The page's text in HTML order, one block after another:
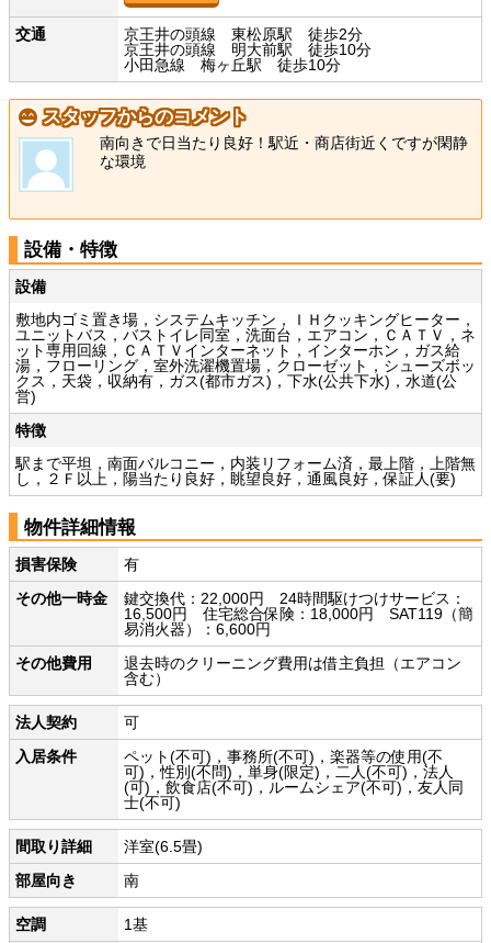
交通
京王井の頭線 東松原駅 徒歩2分
京王井の頭線 明大前駅 徒歩10分
小田急線 梅ヶ丘駅 徒歩10分
スタッフからのコメント
南向きで日当たり良好！駅近・商店街近くですが閑静
な環境
設備・特徴
設備
敷地内ゴミ置き場，システムキッチン，ＩＨクッキングヒーター，
ユニットバス，バストイレ同室，洗面台，エアコン，ＣＡＴＶ，ネ
ット専用回線，ＣＡＴＶインターネット，インターホン，ガス給
湯，フローリング，室外洗濯機置場，クローゼット，シューズボッ
クス，天袋，収納有，ガス(都市ガス)，下水(公共下水)，水道(公
営)
特徴
駅まで平坦，南面バルコニー，内装リフォーム済，最上階，上階無
し，２Ｆ以上，陽当たり良好，眺望良好，通風良好，保証人(要)
物件詳細情報
損害保険
有
その他一時金
鍵交換代：22,000円 24時間駆けつけサービス：
16,500円 住宅総合保険：18,000円 SAT119（簡
易消火器）：6,600円
その他費用
退去時のクリーニング費用は借主負担（エアコン
含む）
法人契約
可
入居条件
ペット(不可)，事務所(不可)，楽器等の使用(不
可)，性別(不問)，単身(限定)，二人(不可)，法人
(可)，飲食店(不可)，ルームシェア(不可)，友人同
士(不可)
間取り詳細
洋室(6.5畳)
部屋向き
南
空調
1基